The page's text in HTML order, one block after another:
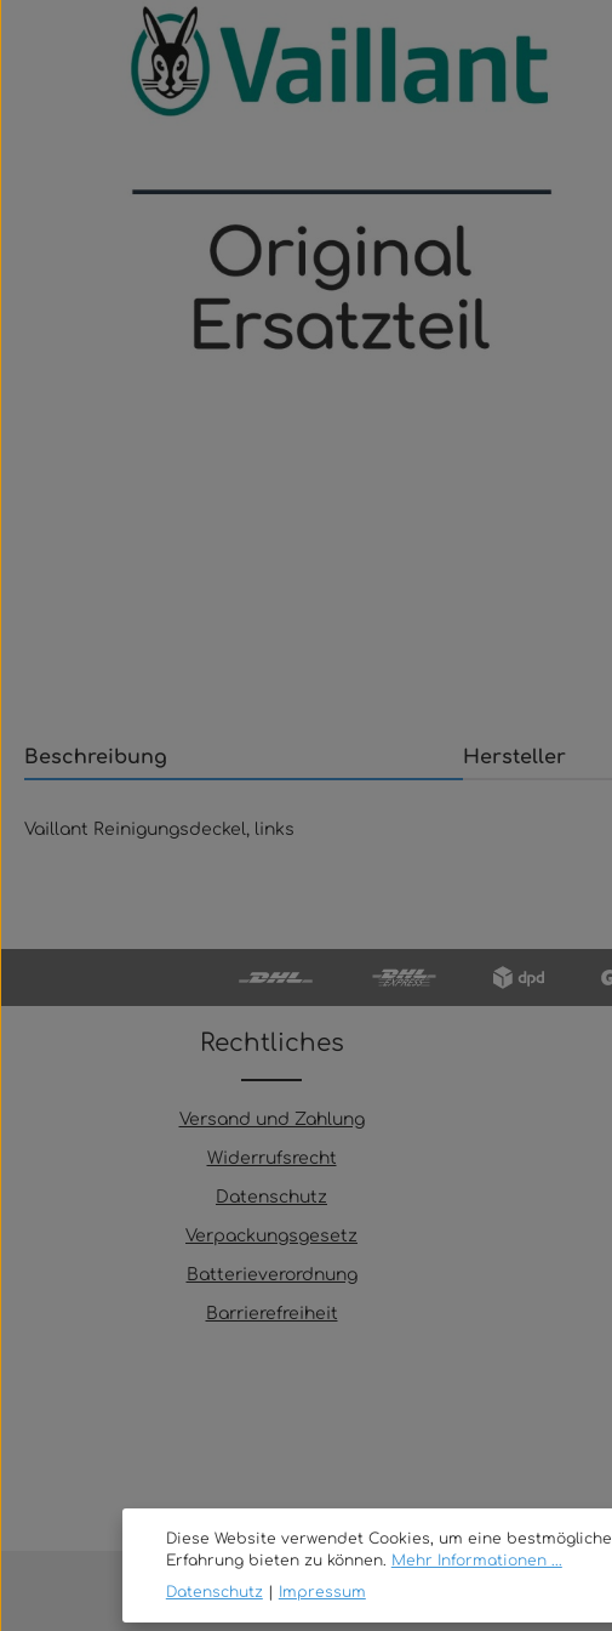
Beschreibung Hersteller
Vaillant Reinigungsdeckel, links
Rechtliches
Versand und Zahlung
Widerrufsrecht
Datenschutz
Verpackungsgesetz
Batterieverordnung
Barrierefreiheit
Diese Website verwendet Cookies, um eine bestmögliche
Erfahrung bieten zu können. Mehr Informationen ...
Datenschutz
Impressum